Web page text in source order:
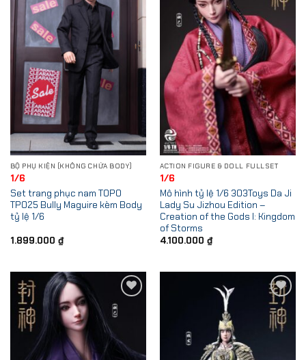
BỘ PHỤ KIỆN (KHÔNG CHỨA BODY)
1/6
Set trang phục nam TOPO
TP025 Bully Maguire kèm Body
tỷ lệ 1/6
1.899.000 ₫
ACTION FIGURE & DOLL FULLSET
1/6
Mô hình tỷ lệ 1/6 303Toys Da Ji
Lady Su Jizhou Edition –
Creation of the Gods I: Kingdom
of Storms
4.100.000 ₫
Add to
Wishlist
Add to
Wishlist